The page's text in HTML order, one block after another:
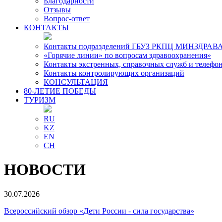
Отзывы
Вопрос-ответ
КОНТАКТЫ
Контакты подразделений ГБУЗ РКПЦ
«Горячие линии» по вопросам здравоохранения»
Контакты экстренных, справочных служб и
Контакты контролирующих организаций
КОНСУЛЬТАЦИЯ
80-ЛЕТИЕ ПОБЕДЫ
ТУРИЗМ
RU
KZ
EN
CH
НОВОСТИ
30.07.2026
Всероссийский обзор «Дети России - сила государства»